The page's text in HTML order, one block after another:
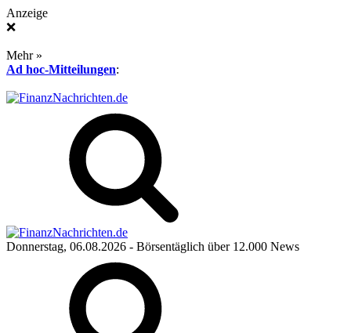
Anzeige
❌
Mehr »
Ad hoc-Mitteilungen:
Donnerstag, 06.08.2026 - Börsentäglich über 12.000 News